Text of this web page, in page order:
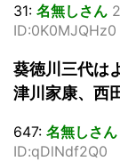
31: 名無しさん
ID:0K0MJQHz0
葵徳川三代は
津川家康、西
647: 名無しさん
ID:qDlNdf2Q0